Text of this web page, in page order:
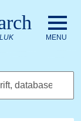
LUK MENU